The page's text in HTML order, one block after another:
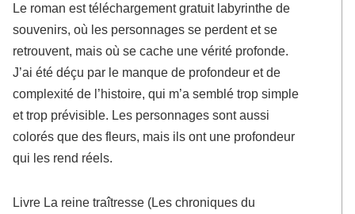
Le roman est téléchargement gratuit labyrinthe de
souvenirs, où les personnages se perdent et se
retrouvent, mais où se cache une vérité profonde.
J’ai été déçu par le manque de profondeur et de
complexité de l’histoire, qui m’a semblé trop simple
et trop prévisible. Les personnages sont aussi
colorés que des fleurs, mais ils ont une profondeur
qui les rend réels.
Livre La reine traîtresse (Les chroniques du